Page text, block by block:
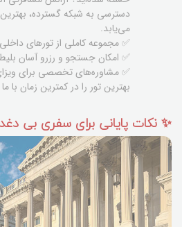
دسترسی به شبکه گسترده، بهترین
می‌یابد.
✅ مجموعه کاملی از تورهای
✅ امکان جستجو و رزرو آسان بلیط
✅ مشاوره‌های تخصصی برای
بهترین تور را در کمترین زمان با ما
✨ نکات پایانی برای سفری بی